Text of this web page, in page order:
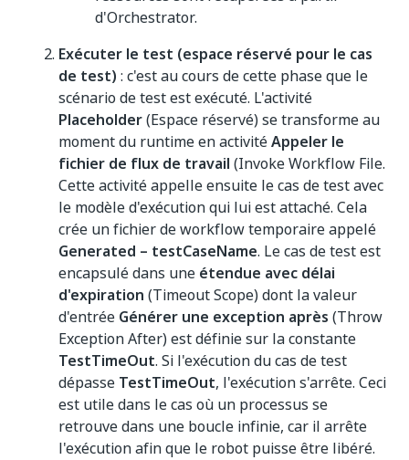
d'Orchestrator.
Exécuter le test (espace réservé pour le cas
de test) : c'est au cours de cette phase que le
scénario de test est exécuté. L'activité
Placeholder(Espace réservé) se transforme au
moment du runtime en activitéAppeler le
fichier de flux de travail (Invoke Workflow File.
Cette activité appelle ensuite le cas de test avec
le modèle d'exécution qui lui est attaché. Cela
crée un fichier de workflow temporaire appelé
Generated – testCaseName. Le cas de test est
encapsulé dans une étendue avec délai
d'expiration (Timeout Scope) dont la valeur
d'entrée Générer une exception après (Throw
Exception After) est définie sur la constante
TestTimeOut. Si l'exécution du cas de test
dépasse TestTimeOut, l'exécution s'arrête. Ceci
est utile dans le cas où un processus se
retrouve dans une boucle infinie, car il arrête
l'exécution afin que le robot puisse être libéré.